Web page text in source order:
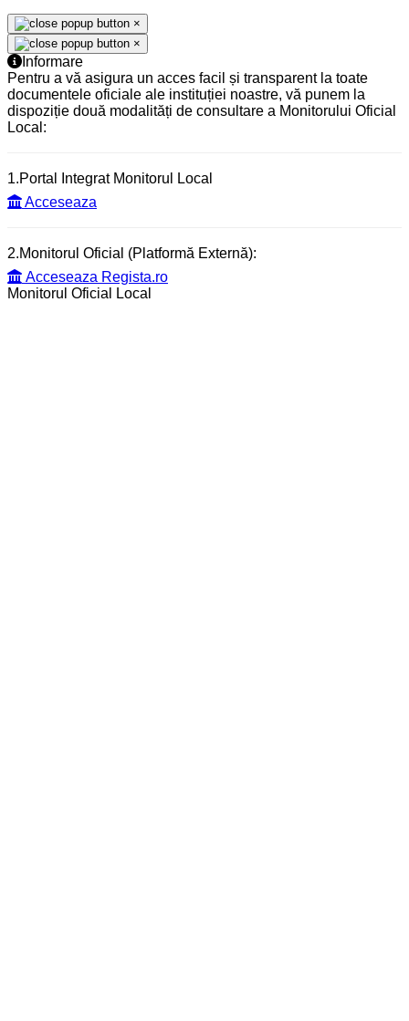
×
×
Informare
Pentru a vă asigura un acces facil și transparent la toate
documentele oficiale ale instituției noastre, vă punem la
dispoziție două modalități de consultare a Monitorului Oficial
Local:
1.Portal Integrat Monitorul Local
Acceseaza
2.Monitorul Oficial (Platformă Externă):
Acceseaza Regista.ro
Monitorul Oficial Local